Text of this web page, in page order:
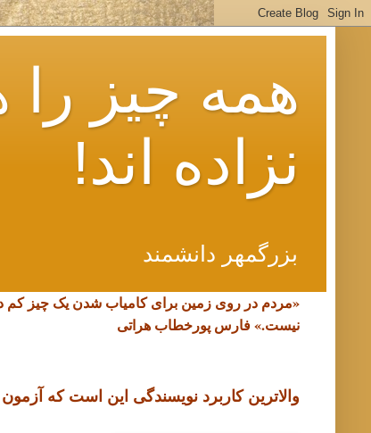
همه چیز را
نزاده اند!
بزرگمهر دانشمند
«مردم در روی زمین برای کامیاب شدن یک چیز کم
نیست.» فارس پورخطاب هراتی
والاترین کاربرد نویسندگی این است که آزمون